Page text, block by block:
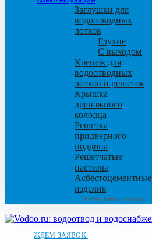
Заглушки для
водоотводных
лотков
Глухие
С выходом
Крепеж для
водоотводных
лотков и решеток
Крышка
дренажного
колодца
Решетка
придверного
поддона
Решетчатые
настилы
Асбестоцементные
изделия
Листы, плиты, трубы
ЖДЕМ ЗАЯВОК: